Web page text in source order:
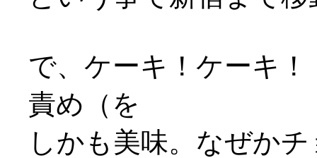
で、ケーキ！ケーキ
責め（を
しかも美味。なぜか